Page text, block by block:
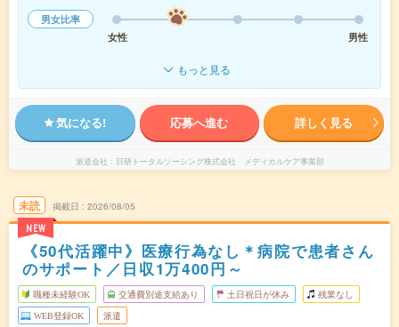
男女比率
女性
男性
もっと見る
気になる! 応募へ進む 詳しく見る
派遣会社 日研トータルソーシング株式会社 メディカルケア事業部
未読
NEW
掲載日 2026/08/05
《50代活躍中》医療行為なし＊病院で患者さん
のサポート／日収1万400円～
職種未経験OK 交通費別途支給あり 土日祝日が休み 残業なし
WEB登録OK 派遣